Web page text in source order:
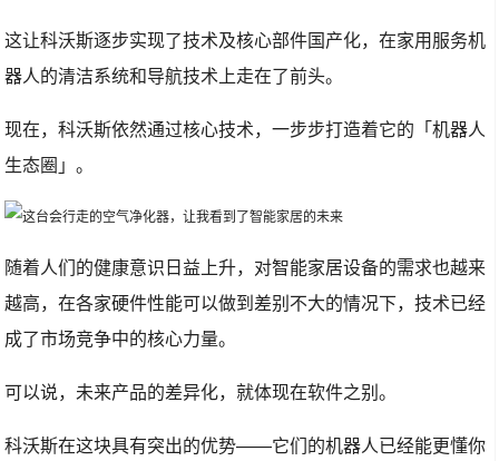
这让科沃斯逐步实现了技术及核心部件国产化，在家用服务机
器人的清洁系统和导航技术上走在了前头。
现在，科沃斯依然通过核心技术，一步步打造着它的「机器人
生态圈」。
随着人们的健康意识日益上升，对智能家居设备的需求也越来
越高，在各家硬件性能可以做到差别不大的情况下，技术已经
成了市场竞争中的核心力量。
可以说，未来产品的差异化，就体现在软件之别。
科沃斯在这块具有突出的优势——它们的机器人已经能更懂你